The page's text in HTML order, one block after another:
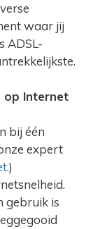
waar jij
ADSL-
op Internet
bij één
expert
.)
gebruik is